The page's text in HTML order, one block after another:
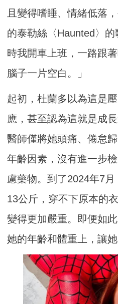
且變得嗜睡、情緒低落
的泰勒絲〈Haunted〉
時我開車上班，一路跟
腦子一片空白。」
起初，杜蘭多以為這是
應，甚至認為這就是成
醫師僅將她頭痛、倦怠
年齡因素，沒有進一步
慮藥物。到了2024年7
13公斤，穿不下原本的
變得更加嚴重。即便如
她的年齡和體重上，讓